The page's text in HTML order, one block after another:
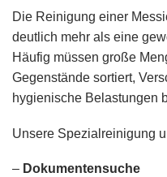
Die Reinigung einer
deutlich mehr als eine
Häufig müssen große
Gegenstände sortiert,
hygienische Belastungen
Unsere Spezialreinigung
– Dokumentensuche